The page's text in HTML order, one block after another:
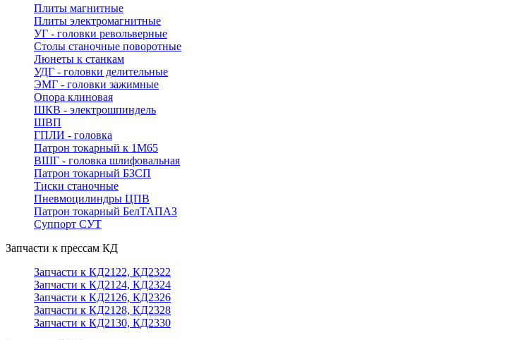
Плиты магнитные
Плиты электромагнитные
УГ - головки револьверные
Столы станочные поворотные
Люнеты к станкам
УДГ - головки делительные
ЭМГ - головки зажимные
Опора клиновая
ШКВ - электрошпиндель
ШВП
ГПЛИ - головка
Патрон токарный к 1М65
ВШГ - головка шлифовальная
Патрон токарный БЗСП
Тиски станочные
Пневмоцилиндры ЦПВ
Патрон токарный БелТАПАЗ
Суппорт СУТ
Запчасти к прессам КД
Запчасти к КД2122, КД2322
Запчасти к КД2124, КД2324
Запчасти к КД2126, КД2326
Запчасти к КД2128, КД2328
Запчасти к КД2130, КД2330